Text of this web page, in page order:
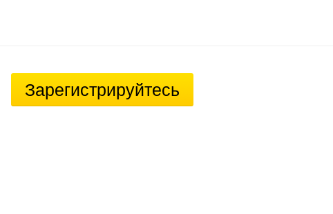
Зарегистрируйтесь